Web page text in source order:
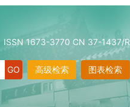
ISSN 1673-3770 CN 37-1437/R
图表检索
高级检索